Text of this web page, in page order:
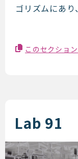
ゴリズムにあり
このセクショ
Lab 91